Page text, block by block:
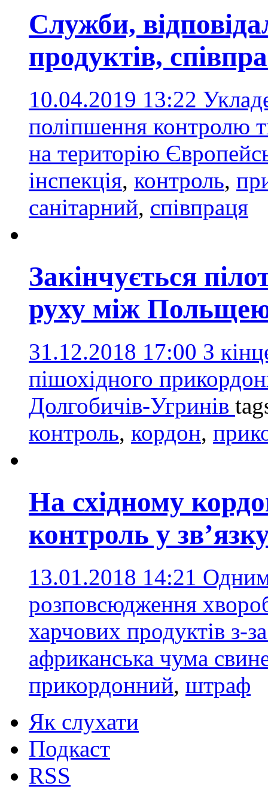
Служби,
продуктів,
10.04.2019 13:22
поліпшення контролю
на територію
інспекція, контроль,
санітарний, співпраця
Закінчується
руху між
31.12.2018 17:00 З
пішохідного
Долгобичів-Угринів
контроль, кордон,
На східному
контроль у
13.01.2018 14:21 Одним
розповсюдження
харчових продуктів з-
африканська чума
прикордонний, штраф
Як слухати
Подкаст
RSS